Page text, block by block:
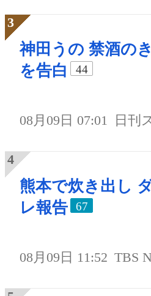
神田うの 禁酒の
を告白
44
08月09日 07:01 日刊
熊本で炊き出し
レ報告
67
08月09日 11:52 TBS